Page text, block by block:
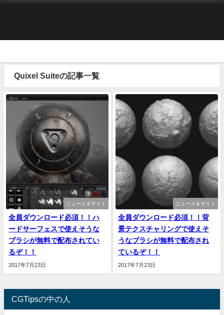
Quixel Suiteの記事一覧
ニュース＆サイト
全員ダウンロード必須！！ハ
ードサーフェスで使えそうな
ブラシが無料で配布されてい
るぞ！！
2017年7月23日
ニュース＆サイト
全員ダウンロード必須！！背
景テクスチャリングで使えそ
うなブラシが無料で配布され
ているぞ！！
2017年7月23日
CGTipsの中の人